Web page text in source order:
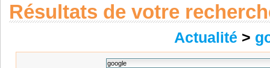
Résultats de votre
Actualité >